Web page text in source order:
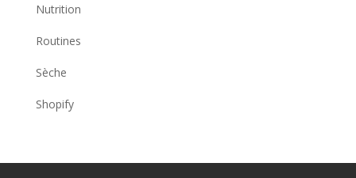
Nutrition
Routines
Sèche
Shopify